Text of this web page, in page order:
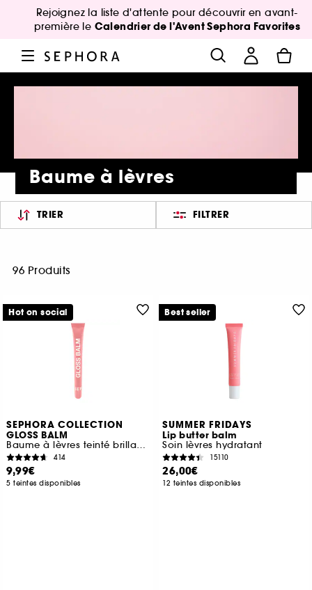
Rejoignez la liste d'attente pour découvrir en avant-
première le Calendrier de l'Avent Sephora Favorites
Baume à lèvres
TRIER FILTRER
96 Produits
SEPHORA COLLECTION
GLOSS BALM
Baume à lèvres teinté brillance rebondie
414
9,99€
5 teintes disponibles
Hot on social
SUMMER FRIDAYS
Lip butter balm
Soin lèvres hydratant
15110
26,00€
12 teintes disponibles
Best seller